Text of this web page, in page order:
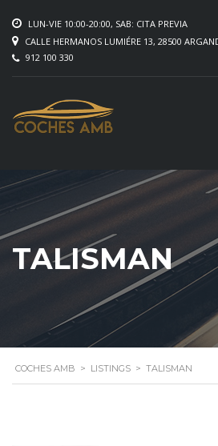
LUN-VIE 10:00-20:00, SAB: CITA PREVIA
CALLE HERMANOS LUMIÉRE 13, 28500
912 100 330
TALISMAN
COCHES AMB > LISTINGS > TALISMAN